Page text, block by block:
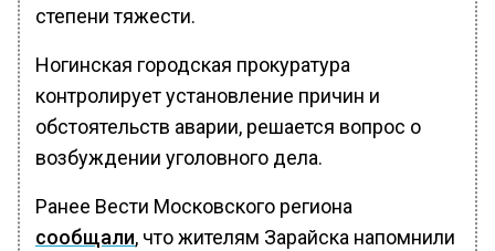
степени тяжести.
Ногинская городская прокуратура
контролирует установление причин и
обстоятельств аварии, решается вопрос о
возбуждении уголовного дела.
Ранее Вести Московского региона
сообщали, что жителям Зарайска напомнили